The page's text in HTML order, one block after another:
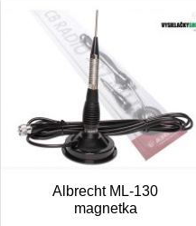
Albrecht ML-130
magnetka